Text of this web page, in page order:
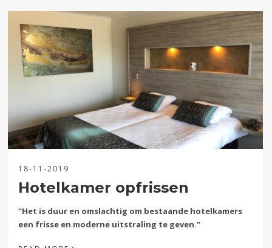
18-11-2019
Hotelkamer opfrissen
“Het is duur en omslachtig om bestaande hotelkamers
een frisse en moderne uitstraling te geven.”